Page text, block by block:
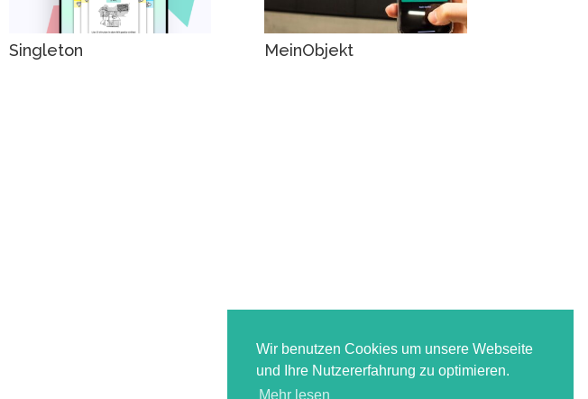
Wir benutzen Cookies um unsere Webseite
und Ihre Nutzererfahrung zu optimieren.
Mehr lesen
Singleton MeinObjekt